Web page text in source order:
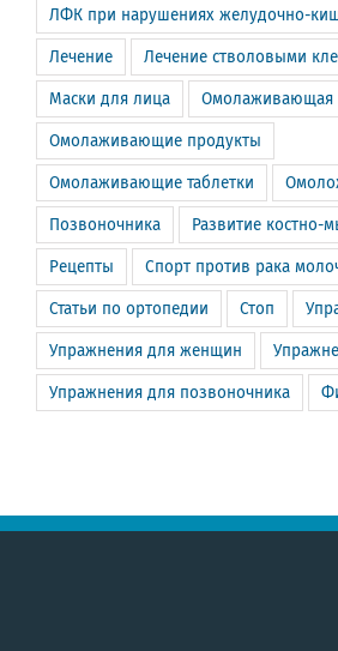
ЛФК при нарушениях желудочно-
Лечение Лечение стволовыми
Маски для лица Омолаживающая
Омолаживающие продукты
Омолаживающие таблетки
Позвоночника Развитие костно-
Рецепты Спорт против рака
Статьи по ортопедии Стоп
Упражнения для женщин
Упражнения для позвоночника